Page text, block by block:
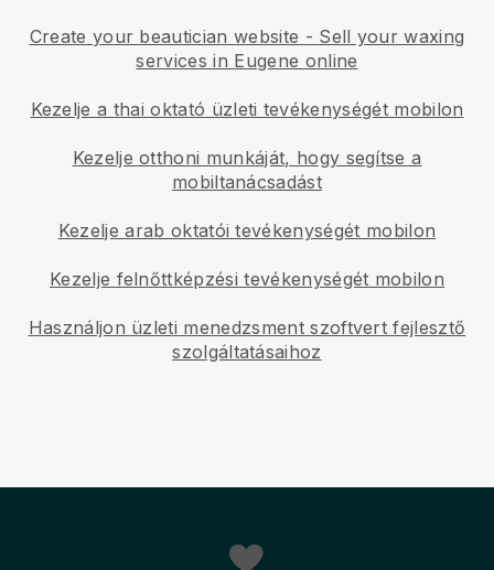
Create your beautician website - Sell your waxing
services in Eugene online
Kezelje a thai oktató üzleti tevékenységét mobilon
Kezelje otthoni munkáját, hogy segítse a
mobiltanácsadást
Kezelje arab oktatói tevékenységét mobilon
Kezelje felnőttképzési tevékenységét mobilon
Használjon üzleti menedzsment szoftvert fejlesztő
szolgáltatásaihoz